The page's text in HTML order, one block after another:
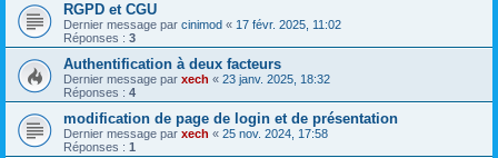
RGPD et CGU
Dernier message par cinimod « 17 févr. 2025, 11:02
Réponses : 3
Authentification à deux facteurs
Dernier message par xech « 23 janv. 2025, 18:32
Réponses : 4
modification de page de login et de présentation
Dernier message par xech « 25 nov. 2024, 17:58
Réponses : 1